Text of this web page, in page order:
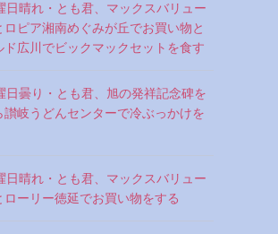
日晴れ・とも君、マックスバリュー
ロピア湘南めぐみが丘でお買い物と
ド広川でビックマックセットを食す
日曇り・とも君、旭の発祥記念碑を
讃岐うどんセンターで冷ぶっかけを
日晴れ・とも君、マックスバリュー
ローリー徳延でお買い物をする